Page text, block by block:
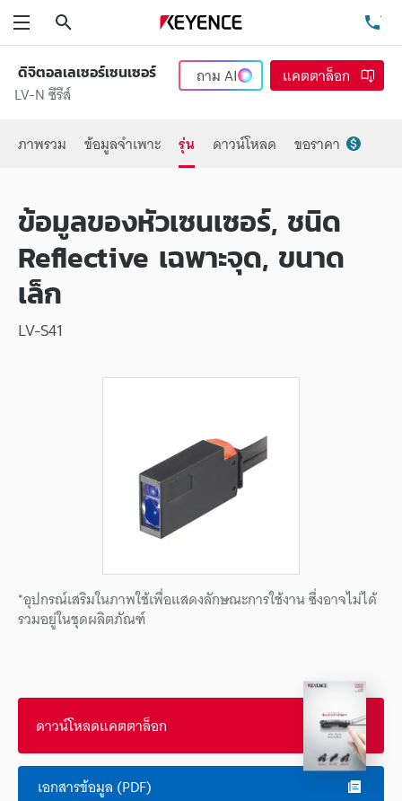
ดิจิตอลเลเซอร์เซนเซอร์
LV-N ซีรีส์
ถามAI แคตตาล็อก
ภาพรวม ข้อมูลจำเพาะ รุ่น ดาวน์โหลด ขอราคา
ข้อมูลของหัวเซนเซอร์, ชนิด
Reflective เฉพาะจุด, ขนาด
เล็ก
LV-S41
*อุปกรณ์เสริมในภาพใช้เพื่อแสดงลักษณะการใช้งาน ซึ่งอาจไม่ได้
รวมอยู่ในชุดผลิตภัณฑ์
ดาวน์โหลดแคตตาล็อก
เอกสารข้อมูล (PDF)